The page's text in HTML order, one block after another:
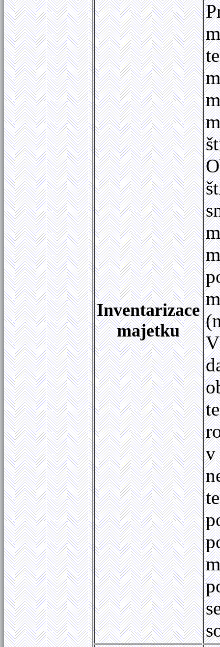
Inventarizace
majetku
v